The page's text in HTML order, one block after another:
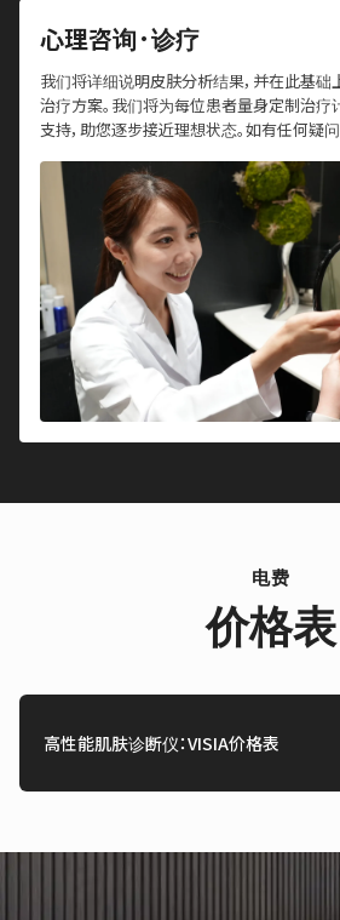
心理咨询·诊疗
我们将详细说明皮肤分析结果，并在此基
治疗方案。我们将为每位患者量身定制治疗
支持，助您逐步接近理想状态。如有任何疑问
电费
价格表
高性能肌肤诊断仪：VISIA价格表